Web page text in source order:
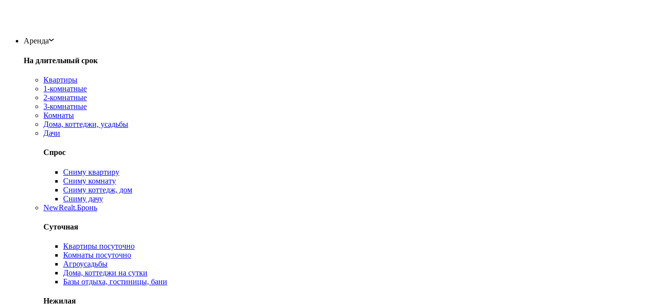
Аренда
На длительный срок
Квартиры
1-комнатные
2-комнатные
3-комнатные
Комнаты
Дома, коттеджи, усадьбы
Дачи
Спрос
Сниму квартиру
Сниму комнату
Сниму коттедж, дом
Сниму дачу
NewRealt.Бронь
Суточная
Квартиры посуточно
Комнаты посуточно
Агроусадьбы
Дома, коттеджи на сутки
Базы отдыха, гостиницы, бани
Нежилая